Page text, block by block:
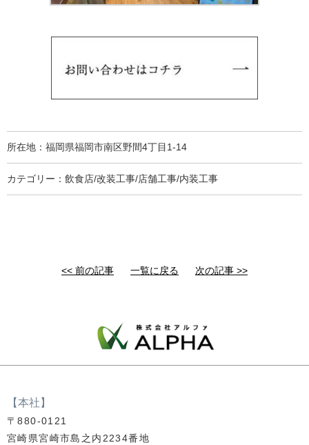
所在地：福岡県福岡市南区野間4丁目1-14
カテゴリー：飲食店/改装工事/店舗工事/内装工事
<< 前の記事 一覧に戻る 次の記事 >>
【本社】
〒880-0121
宮崎県宮崎市島之内2234番地